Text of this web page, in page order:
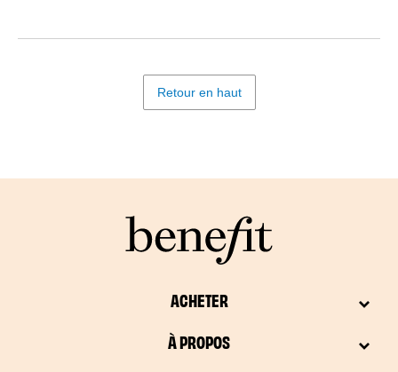
Retour en haut
ACHETER
À PROPOS